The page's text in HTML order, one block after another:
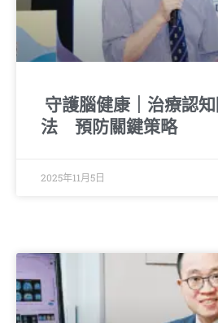
守護腦健康｜治療認
法 預防關鍵策略
2025年11月5日